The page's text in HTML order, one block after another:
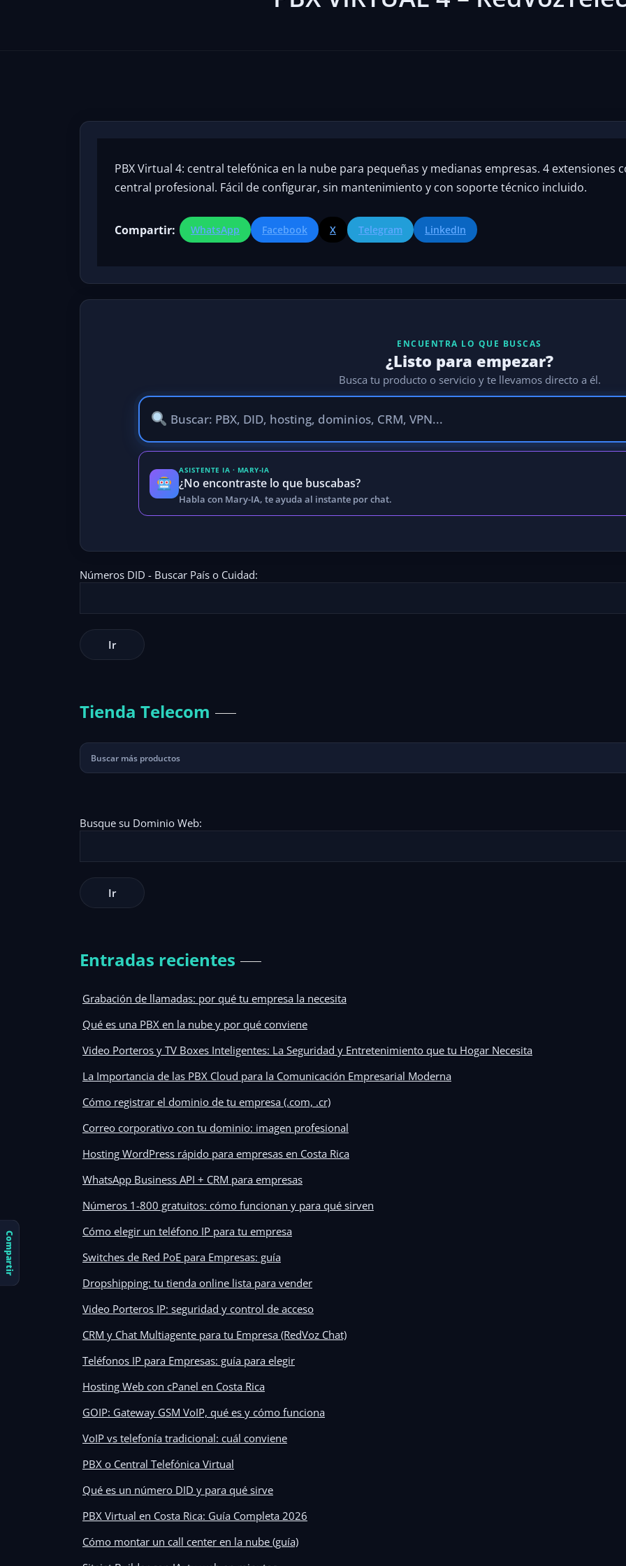
PBX Virtual 4: central telefónica en la nube para pequeñas y medianas empresas. 4 extensiones
central profesional. Fácil de configurar, sin mantenimiento y con soporte técnico incluido.
Compartir: WhatsApp Facebook X Telegram LinkedIn
ENCUENTRA LO QUE BUSCAS
¿Listo para empezar?
Busca tu producto o servicio y te llevamos directo a él.
ASISTENTE IA · MARY-IA
¿No encontraste lo que buscabas?
Habla con Mary-IA, te ayuda al instante por chat.
Números DID - Buscar País o Cuidad:
Tienda Telecom
Busque su Dominio Web:
Entradas recientes
Grabación de llamadas: por qué tu empresa la necesita
Qué es una PBX en la nube y por qué conviene
Video Porteros y TV Boxes Inteligentes: La Seguridad y Entretenimiento que tu Hogar Necesita
La Importancia de las PBX Cloud para la Comunicación Empresarial Moderna
Cómo registrar el dominio de tu empresa (.com, .cr)
Correo corporativo con tu dominio: imagen profesional
Hosting WordPress rápido para empresas en Costa Rica
WhatsApp Business API + CRM para empresas
Números 1-800 gratuitos: cómo funcionan y para qué sirven
Cómo elegir un teléfono IP para tu empresa
Switches de Red PoE para Empresas: guía
Dropshipping: tu tienda online lista para vender
Video Porteros IP: seguridad y control de acceso
CRM y Chat Multiagente para tu Empresa (RedVoz Chat)
Teléfonos IP para Empresas: guía para elegir
Hosting Web con cPanel en Costa Rica
GOIP: Gateway GSM VoIP, qué es y cómo funciona
VoIP vs telefonía tradicional: cuál conviene
PBX o Central Telefónica Virtual
Qué es un número DID y para qué sirve
PBX Virtual en Costa Rica: Guía Completa 2026
Cómo montar un call center en la nube (guía)
Compartir